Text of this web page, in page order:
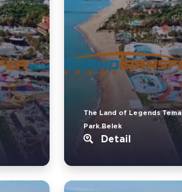
The Land of Legends Tema
Park.Belek
Detail